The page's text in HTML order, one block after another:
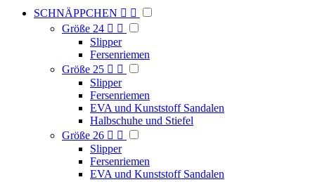
SCHNÄPPCHEN  
Größe 24  
Slipper
Fersenriemen
Größe 25  
Slipper
Fersenriemen
EVA und Kunststoff Sandalen
Halbschuhe und Stiefel
Größe 26  
Slipper
Fersenriemen
EVA und Kunststoff Sandalen